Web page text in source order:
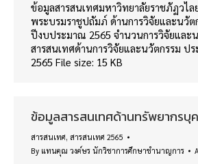
ข้อมูลสารสนเทศมหาวิทยาลัยราชภัฏวไ
พระบรมราชูปถัมภ์ ด้านการวิจัยและนวัต
ปีงบประมาณ 2565 จำนวนการวิจัยและ
สารสนเทศด้านการวิจัยและนวัตกรรม ป
2565 File size: 15 KB
ข้อมูลสารสนเทศด้านทรัพยากรบุ
สารสนเทศ, สารสนเทศ 2565
By แทนคุณ วงค์ษร นักวิชาการศึกษาชำนาญการ